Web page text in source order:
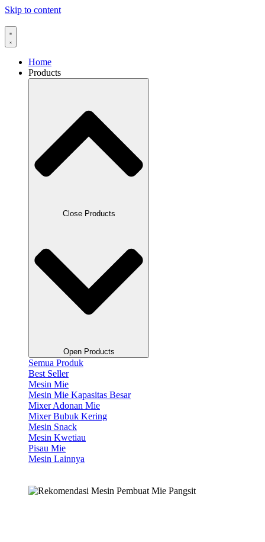
Skip to content
Home
Products
Close Products
Open Products
Semua Produk
Best Seller
Mesin Mie
Mesin Mie Kapasitas Besar
Mixer Adonan Mie
Mixer Bubuk Kering
Mesin Snack
Mesin Kwetiau
Pisau Mie
Mesin Lainnya